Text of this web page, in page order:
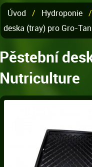
Úvod / Hydroponie
deska (tray) pro Gro-
Pěstební
Nutriculture